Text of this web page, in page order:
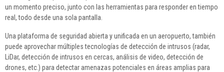
un momento preciso, junto con las herramientas para responder en tiempo
real, todo desde una sola pantalla.
Una plataforma de seguridad abierta y unificada en un aeropuerto, también
puede aprovechar múltiples tecnologías de detección de intrusos (radar,
LiDar, detección de intrusos en cercas, análisis de video, detección de
drones, etc.) para detectar amenazas potenciales en áreas amplias para